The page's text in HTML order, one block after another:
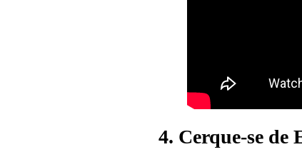
4. Cerque-se de